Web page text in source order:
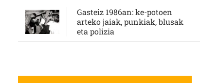
Gasteiz 1986an: ke-potoen
arteko jaiak, punkiak, blusak
eta polizia